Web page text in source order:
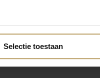
Selectie toestaan